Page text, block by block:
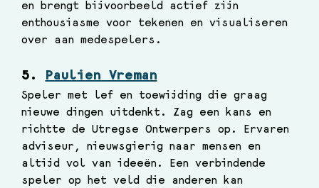
en brengt bijvoorbeeld actief zijn
enthousiasme voor tekenen en visualiseren
over aan medespelers.
5. Paulien Vreman
Speler met lef en toewijding die graag
nieuwe dingen uitdenkt. Zag een kans en
richtte de Utregse Ontwerpers op. Ervaren
adviseur, nieuwsgierig naar mensen en
altijd vol van ideeën. Een verbindende
speler op het veld die anderen kan